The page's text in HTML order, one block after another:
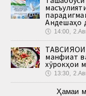
Андешаҳо
🕔 14:00,
манфиат
хӯрокҳои
🕔 13:30,
Ҳамаи